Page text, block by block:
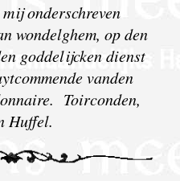
onderschreven
wondelghem, op den
goddelijcken dienst
vanden
Toirconden,
Huffel.